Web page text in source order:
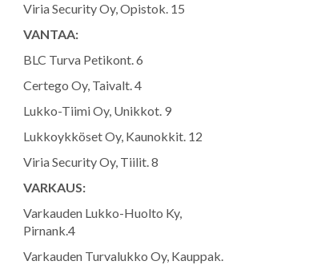
Viria Security Oy, Opistok. 15
VANTAA:
BLC Turva Petikont. 6
Certego Oy, Taivalt. 4
Lukko-Tiimi Oy, Unikkot. 9
Lukkoykköset Oy, Kaunokkit. 12
Viria Security Oy, Tiilit. 8
VARKAUS:
Varkauden Lukko-Huolto Ky,
Pirnank.4
Varkauden Turvalukko Oy, Kauppak.